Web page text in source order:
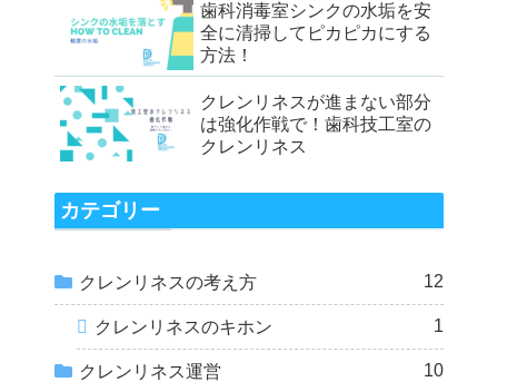
歯科消毒室シンクの水垢を安
全に清掃してピカピカにする
方法！
クレンリネスが進まない部分
は強化作戦で！歯科技工室の
クレンリネス
カテゴリー
クレンリネスの考え方 12
クレンリネスのキホン 1
クレンリネス運営 10